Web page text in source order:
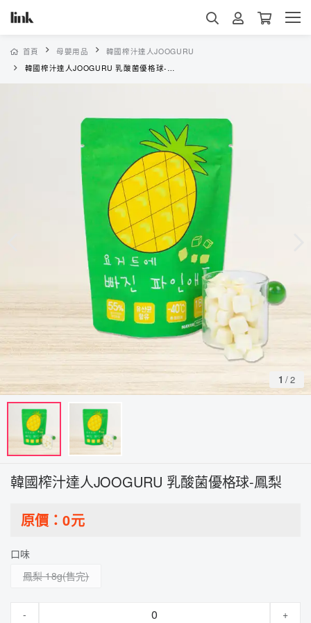
首頁 母嬰用品
韓國榨汁達人JOOGURU
韓國榨汁達人JOOGURU 乳酸菌優格球-鳳梨
1 /2
韓國榨汁達人JOOGURU 乳酸菌優格球-鳳梨
原價：0元
口味
鳳梨 18g
- +